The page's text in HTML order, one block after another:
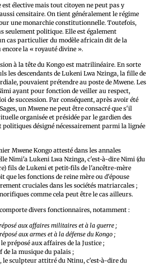
élective mais tout citoyen ne peut pas y
censitaire. On tient généralement le régime
une monarchie constitutionnelle. Toutefois,
seulement politique. Elle est également
cas particulier du modèle africain dit de la
encore la « royauté divine ».
à la tête du Kongo est matrilinéaire. En sorte
les descendants de Lukeni Lwa Nzinga, la fille de
pouvaient prétendre au poste de Mwene. Les
ayant pour fonction de veiller au respect,
de succession. Par conséquent, après avoir été
un Mwene ne peut être consacré que s'il
organisée et présidée par le gardien des
désigné nécessairement parmi la lignée
Mwene Kongo attesté dans les annales
Nimi'a Lukeni Lwa Nzinga, c'est-à-dire Nimi (du
fils de Lukeni et petit-fils de l'ancêtre-mère
que les fonctions de reine mère ou d'épouse
cruciales dans les sociétés matriarcales ;
comme cela peut être le cas ailleurs.
divers fonctionnaires, notamment :
aux affaires militaires et à la guerre ;
aux armes et à la défense du Kongo ;
le préposé aux affaires de la Justice ;
de la musique du palais ;
, le sculpteur attitré du Ntinu, c'est-à-dire du